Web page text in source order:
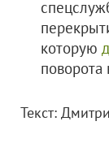
которую
поворота
Текст: